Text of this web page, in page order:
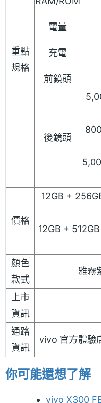
重點
規格
電量
充電
前鏡頭
後鏡頭
價格
12GB +
12GB +
顏色
款式
雅霧
上市
資訊
通路
資訊
vivo 官方體驗
你可能還想了解
vivo X300